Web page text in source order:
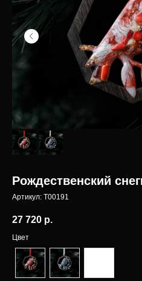
Рождественский
Артикул: T00191
27 720 р.
Цвет
Ювелирные украшения
Предметы декора
Корпоративные подарки
дилерам
О
игрушка
Карьера
© 2025 Интернет-магазин INCRUA:
ювелирные украшения и предметы
интерьера.
Где
client@incrua.ru